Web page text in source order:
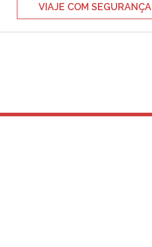
VIAJE COM SEGURANÇA